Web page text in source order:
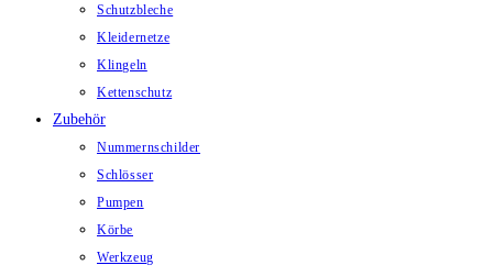
Schutzbleche
Kleidernetze
Klingeln
Kettenschutz
Zubehör
Nummernschilder
Schlösser
Pumpen
Körbe
Werkzeug